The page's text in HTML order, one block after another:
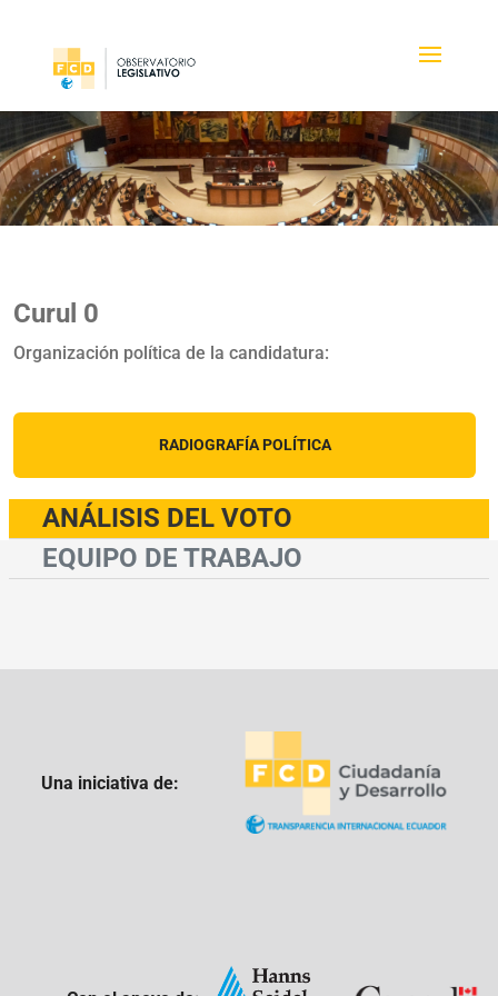
Curul 0
Organización política de la candidatura:
RADIOGRAFÍA POLÍTICA
ANÁLISIS DEL VOTO
EQUIPO DE TRABAJO
Una iniciativa de: